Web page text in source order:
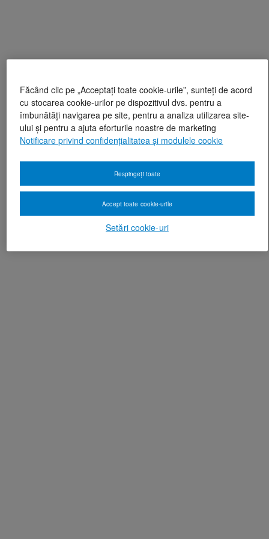
Făcând clic pe „Acceptați toate cookie-urile”, sunteți de acord
cu stocarea cookie-urilor pe dispozitivul dvs. pentru a
îmbunătăți navigarea pe site, pentru a analiza utilizarea site-
ului și pentru a ajuta eforturile noastre de marketing
Notificare privind confidențialitatea și modulele cookie
Setări cookie-uri
Respingeți toate
Accept toate cookie-urile